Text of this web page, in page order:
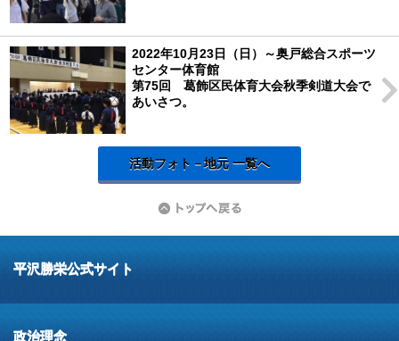
2022年10月23日（日）～奥戸総合スポーツ
センター体育館
第75回 葛飾区民体育大会秋季剣道大会で
あいさつ。
活動フォト－地元 一覧へ
平沢勝栄公式サイト
政治理念